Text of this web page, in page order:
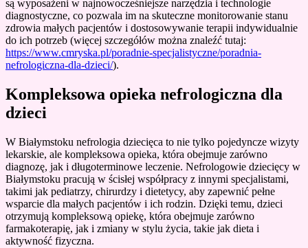
są wyposażeni w najnowocześniejsze narzędzia i technologie
diagnostyczne, co pozwala im na skuteczne monitorowanie stanu
zdrowia małych pacjentów i dostosowywanie terapii indywidualnie
do ich potrzeb (więcej szczegółów można znaleźć tutaj:
https://www.cmryska.pl/poradnie-specjalistyczne/poradnia-
nefrologiczna-dla-dzieci/).
Kompleksowa opieka nefrologiczna dla
dzieci
W Białymstoku nefrologia dziecięca to nie tylko pojedyncze wizyty
lekarskie, ale kompleksowa opieka, która obejmuje zarówno
diagnozę, jak i długoterminowe leczenie. Nefrologowie dziecięcy w
Białymstoku pracują w ścisłej współpracy z innymi specjalistami,
takimi jak pediatrzy, chirurdzy i dietetycy, aby zapewnić pełne
wsparcie dla małych pacjentów i ich rodzin. Dzięki temu, dzieci
otrzymują kompleksową opiekę, która obejmuje zarówno
farmakoterapię, jak i zmiany w stylu życia, takie jak dieta i
aktywność fizyczna.